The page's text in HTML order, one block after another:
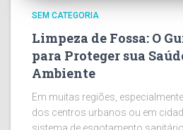
SEM CATEGORIA
Limpeza de Fossa: O
para Proteger sua
Ambiente
Em muitas regiões,
dos centros urbanos ou em
sistema de esgotamento